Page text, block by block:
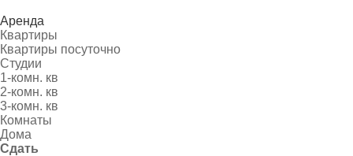
Аренда
Квартиры
Квартиры посуточно
Студии
1-комн. кв
2-комн. кв
3-комн. кв
Комнаты
Дома
Сдать